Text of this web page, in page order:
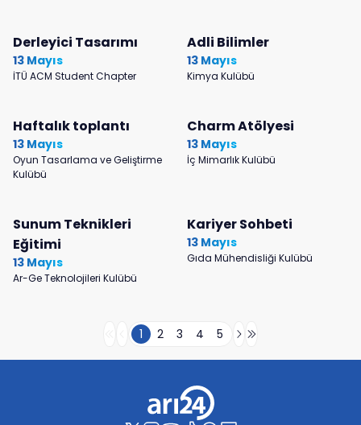
Derleyici Tasarımı
13 Mayıs
İTÜ ACM Student Chapter
Adli Bilimler
13 Mayıs
Kimya Kulübü
Haftalık toplantı
13 Mayıs
Oyun Tasarlama ve Geliştirme
Kulübü
Charm Atölyesi
13 Mayıs
İç Mimarlık Kulübü
Sunum Teknikleri
Eğitimi
13 Mayıs
Ar-Ge Teknolojileri Kulübü
Kariyer Sohbeti
13 Mayıs
Gıda Mühendisliği Kulübü
1 2 3 4 5